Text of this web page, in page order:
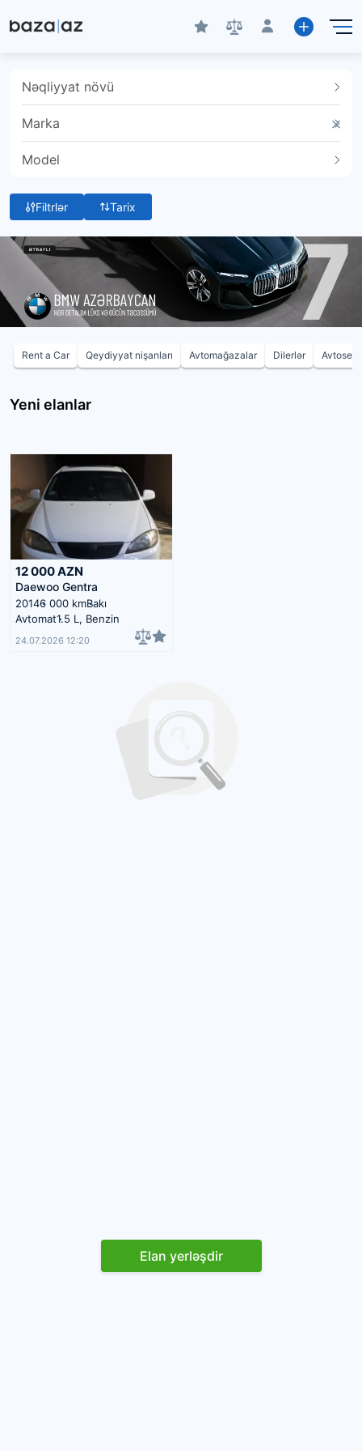
Nəqliyyat növü
Marka
Model
Filtrlər Tarix
Rent a Car Qeydiyyat nişanları Avtomağazalar Dilerlər
Yeni elanlar
12 000AZN
Daewoo Gentra
20146 000 kmBakı
Avtomat1.5 L, Benzin
24.07.2026 12:20
Elan yerləşdir